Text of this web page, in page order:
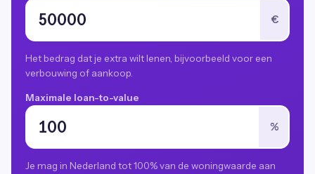
€
Het bedrag dat je extra wilt lenen, bijvoorbeeld voor een
verbouwing of aankoop.
Maximale loan-to-value
%
Je mag in Nederland tot 100% van de woningwaarde aan